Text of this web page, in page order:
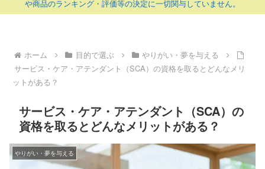
や商品のランキング・評価等の決定に一切関与していません。
ホーム 目的で選ぶ
やりがい・夢を与える
サービス・ケア・アテンダント（SCA）の資格を取るとどんなメリ
ットがある？
サービス・ケア・アテンダント（SCA）の
資格を取るとどんなメリットがある？
やりがい・夢を与える